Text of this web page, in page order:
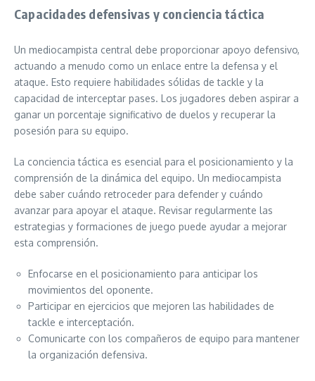
Capacidades defensivas y conciencia táctica
Un mediocampista central debe proporcionar apoyo defensivo,
actuando a menudo como un enlace entre la defensa y el
ataque. Esto requiere habilidades sólidas de tackle y la
capacidad de interceptar pases. Los jugadores deben aspirar a
ganar un porcentaje significativo de duelos y recuperar la
posesión para su equipo.
La conciencia táctica es esencial para el posicionamiento y la
comprensión de la dinámica del equipo. Un mediocampista
debe saber cuándo retroceder para defender y cuándo
avanzar para apoyar el ataque. Revisar regularmente las
estrategias y formaciones de juego puede ayudar a mejorar
esta comprensión.
Enfocarse en el posicionamiento para anticipar los
movimientos del oponente.
Participar en ejercicios que mejoren las habilidades de
tackle e interceptación.
Comunicarte con los compañeros de equipo para mantener
la organización defensiva.